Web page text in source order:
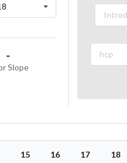
-
Slope
15 16 17 18